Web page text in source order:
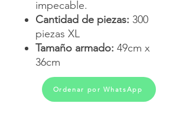
impecable.
Cantidad de piezas: 300
piezas XL
Tamaño armado: 49cm x
36cm
Ordenar por WhatsApp